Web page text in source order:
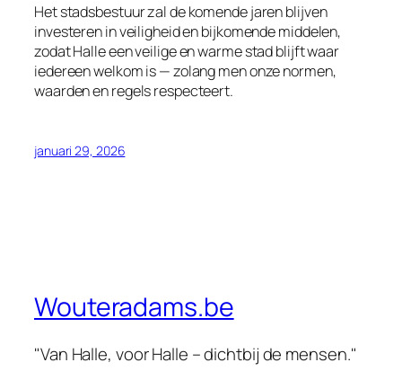
Het stadsbestuur zal de komende jaren blijven
investeren in veiligheid en bijkomende middelen,
zodat Halle een veilige en warme stad blijft waar
iedereen welkom is — zolang men onze normen,
waarden en regels respecteert.
januari 29, 2026
Wouteradams.be
"Van Halle, voor Halle – dichtbij de mensen."